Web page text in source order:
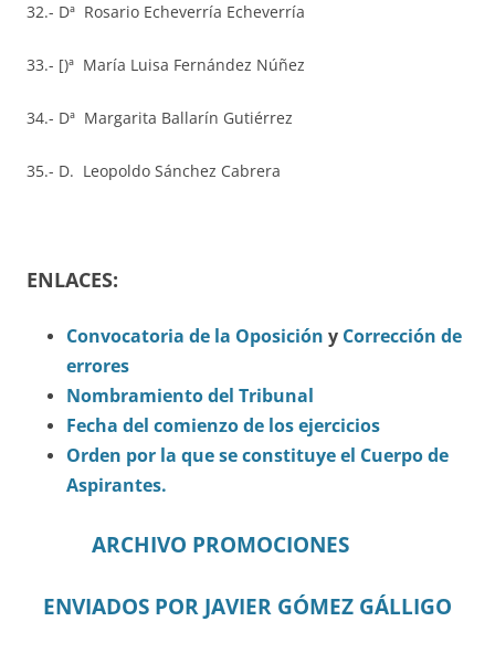
32.- Dª Rosario Echeverría Echeverría
33.- [)ª María Luisa Fernández Núñez
34.- Dª Margarita Ballarín Gutiérrez
35.- D. Leopoldo Sánchez Cabrera
ENLACES:
Convocatoria de la Oposición y Corrección de
errores
Nombramiento del Tribunal
Fecha del comienzo de los ejercicios
Orden por la que se constituye el Cuerpo de
Aspirantes.
ARCHIVO PROMOCIONES
ENVIADOS POR JAVIER GÓMEZ GÁLLIGO